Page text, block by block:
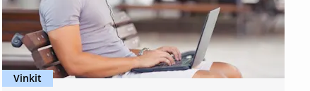
Vinkit